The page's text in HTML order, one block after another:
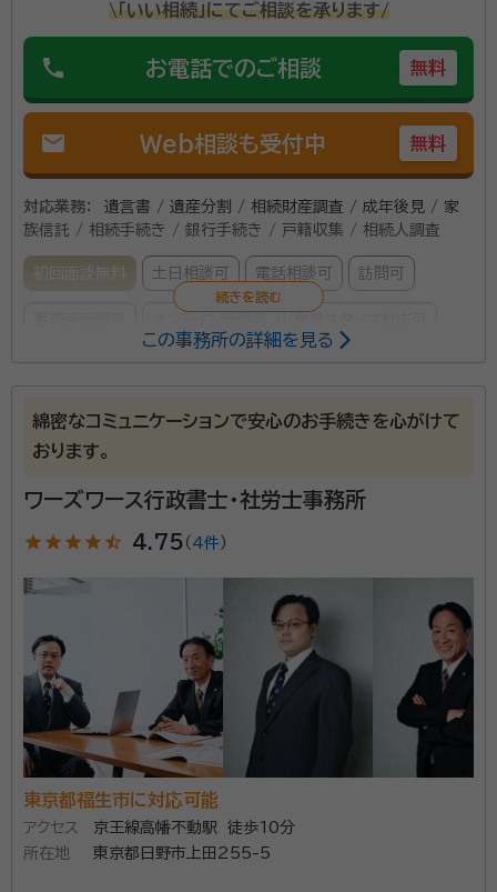
\「いい相続」にてご相談を承ります/
phone お電話でのご相談 無料
mail Web相談も受付中 無料
対応業務：
遺言書 / 遺産分割 / 相続財産調査 / 成年後見 / 家
族信託 / 相続手続き / 銀行手続き / 戸籍収集 / 相続人調査
初回面談無料 土日相談可 電話相談可 訪問可
古田 智史（フルタ トモフミ）
行政書士、ファイナンシャル・プランナ
ー、相続アドバイザー、銀行ジェロントロジスト
経歴： 私たちはこれまで、常に誠実に業務を遂行することで、お客様との
に、お客様、従業員、社会に貢献してまいります。
account_circle ご利用時期：2022/12
アベニールの理念 私たちは、超高齢社会の中にあって、
高齢者とその家族が抱える不安の解消に努めます。 そし
て、高齢者の皆様が人生の最後を前向きに、積極的に生
きられることをサポートし、明るく元気な社会づくりに貢
献していきます。 当法人は、相続に関して確かな知識と
この事務所の詳細を見る
綿密なコミュニケーションで安心のお手続きを心がけて
おります。
ワーズワース行政書士・社労士事務所
star star star star star_half 4.75 （ 4件 ）
東京都福生市に対応可能
アクセス
京王線高幡不動駅 徒歩10分
所在地
東京都日野市上田255-5